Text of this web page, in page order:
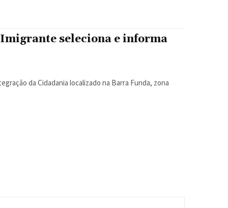
seleciona e informa
da Cidadania localizado na Barra Funda, zona